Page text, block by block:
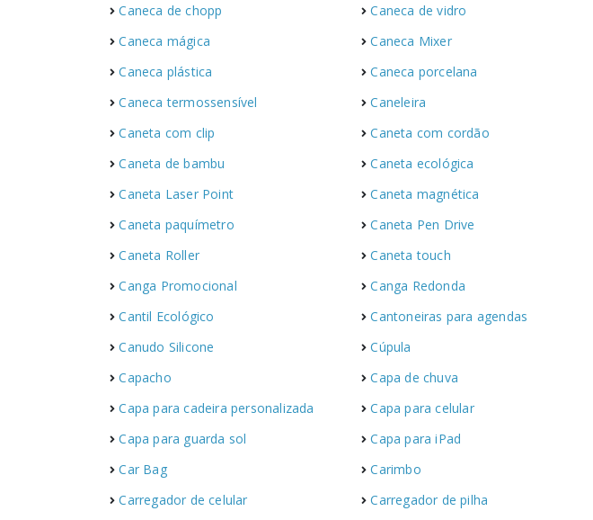
Caneca de chopp
Caneca de vidro
Caneca mágica
Caneca Mixer
Caneca plástica
Caneca porcelana
Caneca termossensível
Caneleira
Caneta com clip
Caneta com cordão
Caneta de bambu
Caneta ecológica
Caneta Laser Point
Caneta magnética
Caneta paquímetro
Caneta Pen Drive
Caneta Roller
Caneta touch
Canga Promocional
Canga Redonda
Cantil Ecológico
Cantoneiras para agendas
Canudo Silicone
Cúpula
Capacho
Capa de chuva
Capa para cadeira personalizada
Capa para celular
Capa para guarda sol
Capa para iPad
Car Bag
Carimbo
Carregador de celular
Carregador de pilha